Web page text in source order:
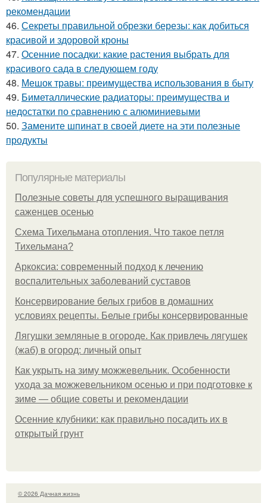
рекомендации
46. Секреты правильной обрезки березы: как добиться
красивой и здоровой кроны
47. Осенние посадки: какие растения выбрать для
красивого сада в следующем году
48. Мешок травы: преимущества использования в быту
49. Биметаллические радиаторы: преимущества и
недостатки по сравнению с алюминиевыми
50. Замените шпинат в своей диете на эти полезные
продукты
Популярные материалы
Полезные советы для успешного выращивания
саженцев осенью
Схема Тихельмана отопления. Что такое петля
Тихельмана?
Аркоксиа: современный подход к лечению
воспалительных заболеваний суставов
Консервирование белых грибов в домашних
условиях рецепты. Белые грибы консервированные
Лягушки земляные в огороде. Как привлечь лягушек
(жаб) в огород: личный опыт
Как укрыть на зиму можжевельник. Особенности
ухода за можжевельником осенью и при подготовке к
зиме — общие советы и рекомендации
Осенние клубники: как правильно посадить их в
открытый грунт
© 2026 Дачная жизнь